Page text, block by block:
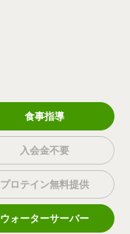
食事指導
入会金不要
プロテイン無料提供
ウォーターサーバー